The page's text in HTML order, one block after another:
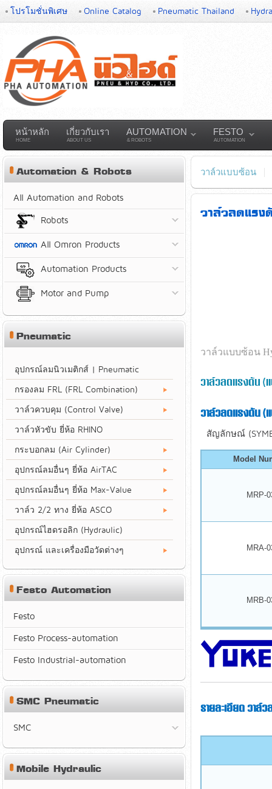
โปรโมชั่นพิเศษ Online Catalog Pneumatic Thailand
หน้าหลัก
HOME
เกี่ยวกับเรา
ABOUT US
AUTOMATION
& ROBOTS
FESTO
AUTOMATION
วาล์วแบบซ้อน
วาล์วลดแร
วาล์วแบบซ้อน
วาล์วลดแรงดัน
วาล์วลดแรงดัน
สัญลักษณ์
Model
MRP-
MRA-
MRB-
รายละเอียด วา
Automation & Robots
All Automation and Robots
Robots
All Omron Products
Automation Products
Motor and Pump
Pneumatic
อุปกรณ์ลมนิวเมติกส์ | Pneumatic
กรองลม FRL (FRL Combination)
วาล์วควบคุม (Control Valve)
วาล์วหัวขับ ยี่ห้อ RHINO
กระบอกลม (Air Cylinder)
อุปกรณ์ลมอื่นๆ ยี่ห้อ AirTAC
อุปกรณ์ลมอื่นๆ ยี่ห้อ Max-Value
วาล์ว 2/2 ทาง ยี่ห้อ ASCO
อุปกรณ์ไฮดรอลิก (Hydraulic)
อุปกรณ์ และเครื่องมือวัดต่างๆ
Festo Automation
Festo
Festo Process-automation
Festo Industrial-automation
SMC Pneumatic
SMC
Mobile Hydraulic